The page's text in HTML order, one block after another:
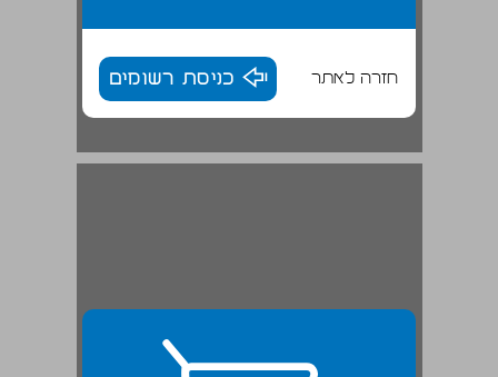
חזרה לאתר כניסת רשומים
מישור החוף הצפוני ויישוביו ... 29